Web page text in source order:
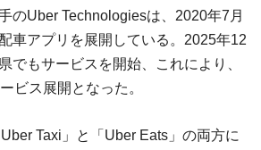
のUber Technologiesは、2020年7月
車アプリを展開している。2025年12
でもサービスを開始、これにより、
ビス展開となった。
Taxi」と「Uber Eats」の両方に